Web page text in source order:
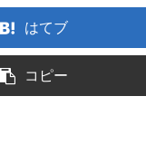
はてブ
コピー